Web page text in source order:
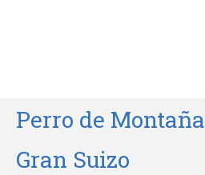
Perro de Montaña
Gran Suizo